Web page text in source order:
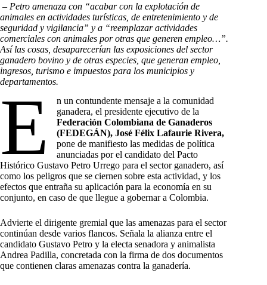
– Petro amenaza con “acabar con la explotación de
animales en actividades turísticas, de entretenimiento y de
seguridad y vigilancia” y a “reemplazar actividades
comerciales con animales por otras que generen empleo…”.
Así las cosas, desaparecerían las exposiciones del sector
ganadero bovino y de otras especies, que generan empleo,
ingresos, turismo e impuestos para los municipios y
departamentos.
E
n un contundente mensaje a la comunidad
ganadera, el presidente ejecutivo de la
Federación Colombiana de Ganaderos
(FEDEGÁN), José Félix Lafaurie Rivera,
pone de manifiesto las medidas de política
anunciadas por el candidato del Pacto
Histórico Gustavo Petro Urrego para el sector ganadero, así
como los peligros que se ciernen sobre esta actividad, y los
efectos que entraña su aplicación para la economía en su
conjunto, en caso de que llegue a gobernar a Colombia.
Advierte el dirigente gremial que las amenazas para el sector
continúan desde varios flancos. Señala la alianza entre el
candidato Gustavo Petro y la electa senadora y animalista
Andrea Padilla, concretada con la firma de dos documentos
que contienen claras amenazas contra la ganadería.